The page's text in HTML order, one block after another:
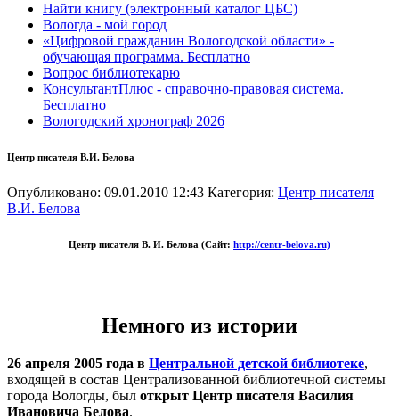
Найти книгу (электронный каталог ЦБС)
Вологда - мой город
«Цифровой гражданин Вологодской области» -
обучающая программа. Бесплатно
Вопрос библиотекарю
КонсультантПлюс - справочно-правовая система.
Бесплатно
Вологодский хронограф 2026
Центр писателя В.И. Белова
Опубликовано: 09.01.2010 12:43 Категория: Центр писателя
В.И. Белова
Центр писателя В. И. Белова (Сайт: http://centr-belova.ru)
Немного из истории
26 апреля 2005 года в Центральной детской библиотеке,
входящей в состав Централизованной библиотечной системы
города Вологды, был открыт Центр писателя Василия
Ивановича Белова.